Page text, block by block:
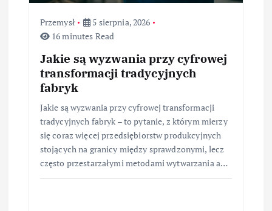
Przemysł
5 sierpnia, 2026
16 minutes Read
Jakie są wyzwania przy cyfrowej
transformacji tradycyjnych
fabryk
Jakie są wyzwania przy cyfrowej transformacji
tradycyjnych fabryk – to pytanie, z którym mierzy
się coraz więcej przedsiębiorstw produkcyjnych
stojących na granicy między sprawdzonymi, lecz
często przestarzałymi metodami wytwarzania a…